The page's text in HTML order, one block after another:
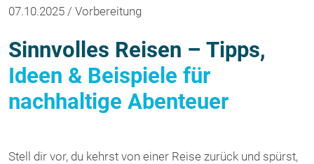
07.10.2025 / Vorbereitung
Sinnvolles Reisen – Tipps,
Ideen & Beispiele für
nachhaltige Abenteuer
Stell dir vor, du kehrst von einer Reise zurück und spürst,